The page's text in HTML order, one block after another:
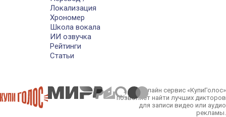
Локализация
Хрономер
Школа вокала
ИИ озвучка
Рейтинги
Статьи
Онлайн сервис «КупиГолос»
позволяет найти лучших дикторов
для записи видео или аудио
рекламы.